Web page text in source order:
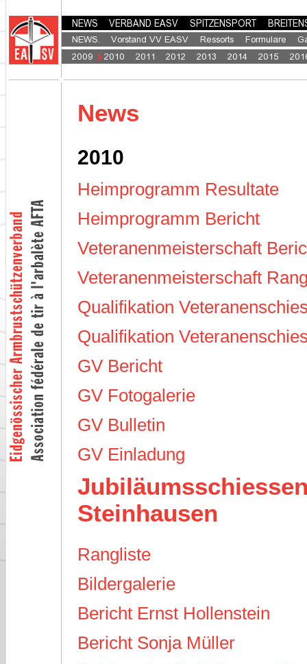
News
2010
Heimprogramm Resultate
Heimprogramm Bericht
Veteranenmeisterschaft
Veteranenmeisterschaft
Qualifikation
Qualifikation
GV Bericht
GV Fotogalerie
GV Bulletin
GV Einladung
Steinhausen
Rangliste
Bildergalerie
Bericht Ernst Hollenstein
Bericht Sonja Müller